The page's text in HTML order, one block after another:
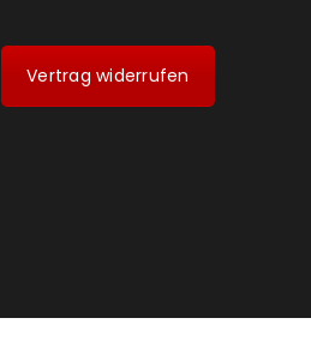
Vertrag widerrufen